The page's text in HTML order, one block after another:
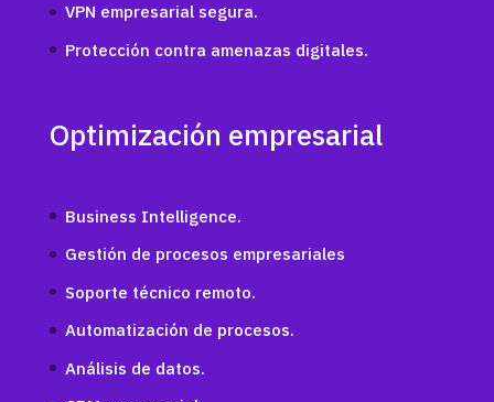
VPN empresarial segura.
Protección contra amenazas digitales.
Optimización empresarial
Business Intelligence.
Gestión de procesos empresariales
Soporte técnico remoto.
Automatización de procesos.
Análisis de datos.